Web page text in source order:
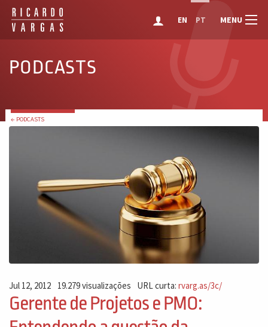
EN PT MENU
PODCASTS
← PODCASTS
Jul 12, 2012 19.279 visualizações URL curta:rvarg.as/3c/
Gerente de Projetos e PMO: